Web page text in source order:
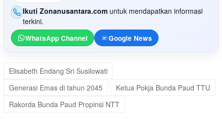
Ikuti Zonanusantara.com untuk mendapatkan informasi
terkini.
WhatsApp Channel Google News
Elisabeth Endang Sri Susilowati
Generasi Emas di tahun 2045
Ketua Pokja Bunda Paud TTU
Rakorda Bunda Paud Propinsi NTT